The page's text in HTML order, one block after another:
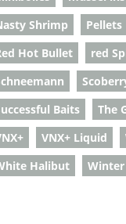
Shrimp
Pellets
Hot Bullet
red
Baits
The
VNX+ Liquid
Halibut
Winter